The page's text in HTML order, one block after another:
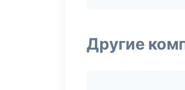
Другие